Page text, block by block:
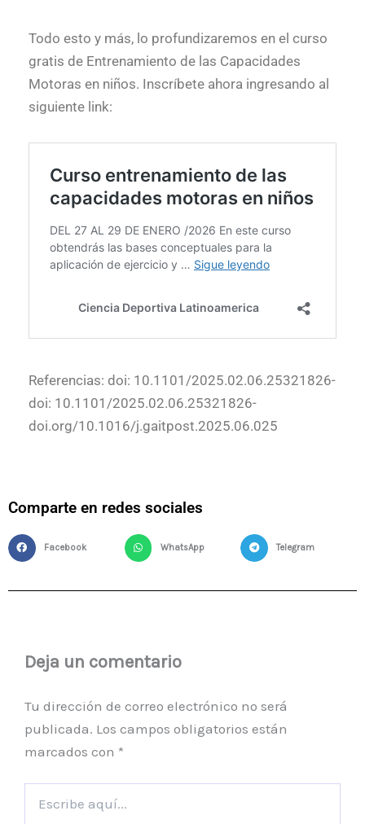
Todo esto y más, lo profundizaremos en el curso
gratis de Entrenamiento de las Capacidades
Motoras en niños. Inscríbete ahora ingresando al
siguiente link:
Referencias: doi: 10.1101/2025.02.06.25321826-
doi: 10.1101/2025.02.06.25321826-
doi.org/10.1016/j.gaitpost.2025.06.025
Comparte en redes sociales
Facebook WhatsApp Telegram
Deja un comentario
Tu dirección de correo electrónico no será
publicada. Los campos obligatorios están
marcados con *
aquí...